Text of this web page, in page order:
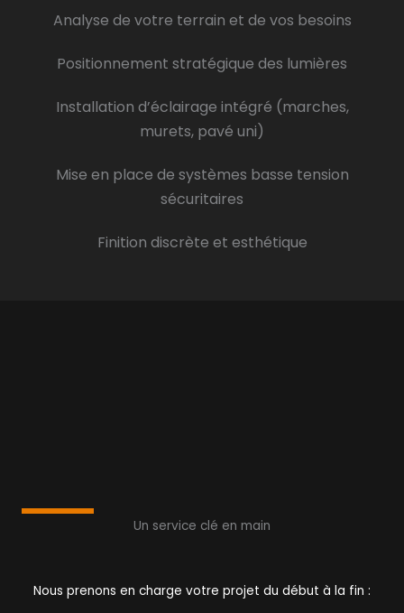
Analyse de votre terrain et de vos besoins
Positionnement stratégique des lumières
Installation d’éclairage intégré (marches,
murets, pavé uni)
Mise en place de systèmes basse tension
sécuritaires
Finition discrète et esthétique
Un service clé en main
Nous prenons en charge votre projet du début à la fin :